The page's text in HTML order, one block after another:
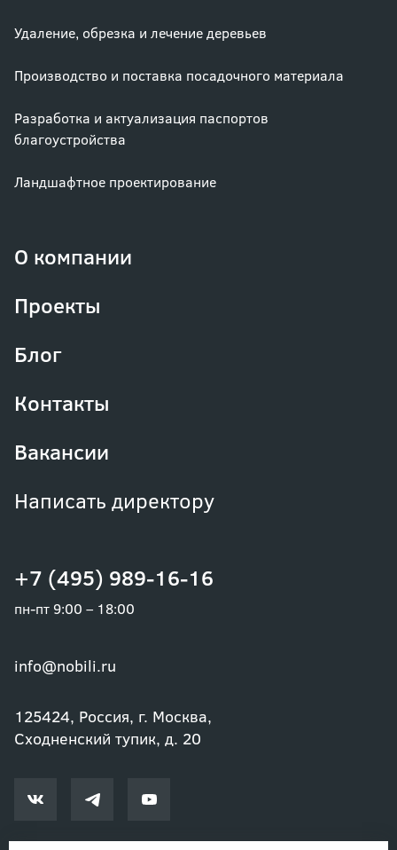
+7 (495) 989-16-16
пн-пт 9:00 – 18:00
info@nobili.ru
125424, Россия, г. Москва,
Сходненский тупик, д. 20
Удаление, обрезка и лечение деревьев
Производство и поставка посадочного материала
Разработка и актуализация паспортов
благоустройства
Ландшафтное проектирование
О компании
Проекты
Блог
Контакты
Вакансии
Написать директору